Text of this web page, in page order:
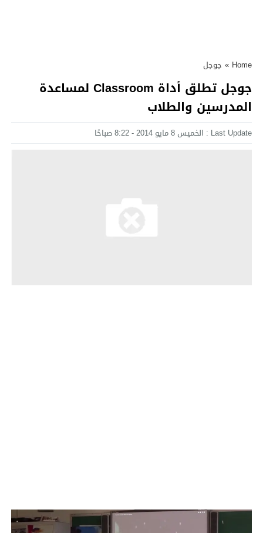
Home
» جوجل
جوجل تطلق أداة Classroom لمساعدة
المدرسين والطلاب
Last Update : الخميس 8 مايو 2014 - 8:22 صباحًا